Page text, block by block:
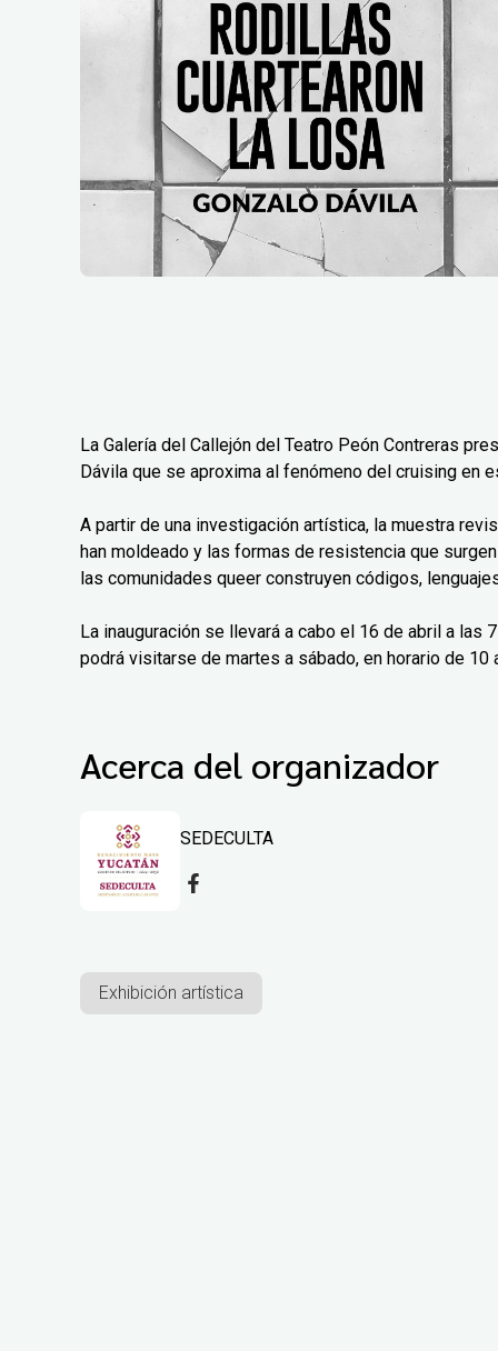
La Galería del Callejón del Teatro Peón Contreras
Dávila que se aproxima al fenómeno del cruising en
A partir de una investigación artística, la muestra
han moldeado y las formas de resistencia que
las comunidades queer construyen códigos,
La inauguración se llevará a cabo el 16 de abril a las
podrá visitarse de martes a sábado, en horario de 10
Acerca del organizador
SEDECULTA
Exhibición artística